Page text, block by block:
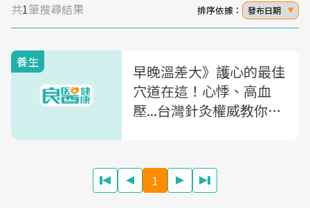
共1筆搜尋結果 排序依據： 發布日期
養生
早晚溫差大》護心的最佳
穴道在這！心悸、高血
壓...台灣針灸權威教你心
1